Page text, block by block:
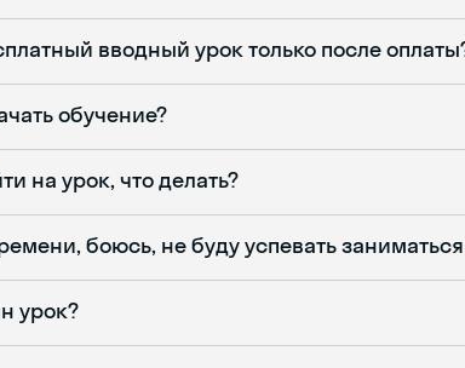
вводный урок только после
обучение?
на урок, что делать?
боюсь, не буду успевать заниматься
урок?